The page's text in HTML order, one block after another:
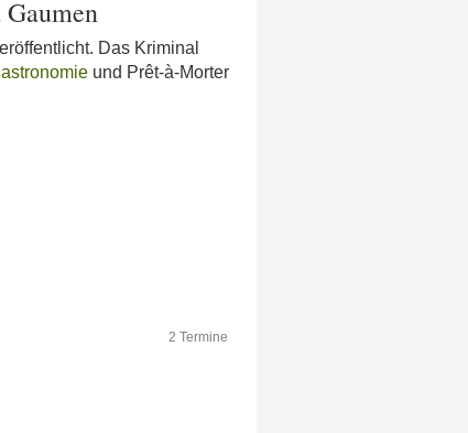
Das Kriminal
und Prêt-à-Morter
2 Termine